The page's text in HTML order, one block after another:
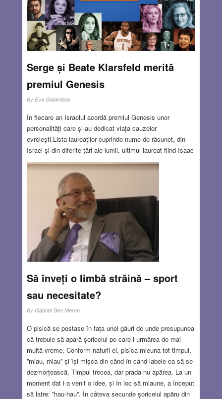
despre cazul Rudolf / Rezső / Israel Kasztner, cu
elemente imaginare.
Read more…
JUL 29, 2021 20 COMMENTS
Serge și Beate Klarsfeld merită
premiul Genesis
By Eva Galambos
În fiecare an Israelul acordă premiul Genesis unor
personalități care și-au dedicat viața cauzelor
evreiești.Lista laureaților cuprinde nume de răsunet, din
Israel și din diferite țări ale lumii, ultimul laureat fiind Isaac
Herzog, actualul președinte al Statului Israel. El a primit
distincția în calitatea lui de președinte al Agenției
Evreiești. Propunerile pentru acest premiu pot fi făcute
indiferent de țară, de instituții, comunități evreiești sau
persoane particulare. Printre cei care credem că ar merita
acest premiu ar putea figura și soții Serge și Beate
Klarsfeld care și-au dedicat întreaga viață descoperirii și
sancționării criminalilor de război naziști și ajutorării
copiilor victimelor Holocaustului. Serge Klarsfeld este un
supraviețuitor al Holocaustului. Născut la București,
celui de-al doilea război mondial.
Read more…
Să înveți o limbă străină – sport
sau necesitate?
By Gabriel Ben Meron
O pisică se postase în fața unei găuri de unde presupunea
că trebuie să apară șoricelul pe care-l urmărea de mai
multă vreme. Conform naturii ei, pisica mieuna tot timpul,
”miau, miau” și își mișca din când în când labele ca să se
dezmorțească. Timpul trecea, dar prada nu apărea. La un
moment dat i-a venit o idee, și în loc să miaune, a început
să latre: ”hau-hau”. În câteva secunde șoricelul apăru din